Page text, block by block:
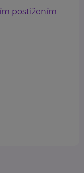
postižením